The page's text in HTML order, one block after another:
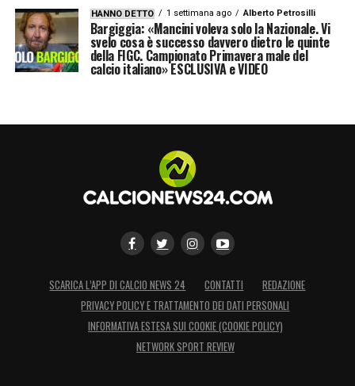
HANNO DETTO 1 settimana ago Alberto Petrosilli
Bargiggia: «Mancini voleva solo la Nazionale. Vi
svelo cosa è successo davvero dietro le quinte
della FIGC. Campionato Primavera male del
calcio italiano» ESCLUSIVA e VIDEO
SCARICA L’APP DI CALCIO NEWS 24 CONTATTI
REDAZIONE
PRIVACY POLICY E TRATTAMENTO DEI DATI PERSONALI
INFORMATIVA ESTESA SUI COOKIE (COOKIE POLICY)
NETWORK SPORT REVIEW